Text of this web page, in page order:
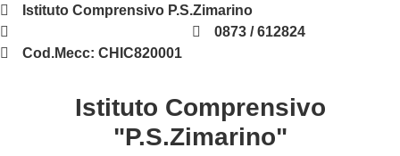
Istituto Comprensivo P.S.Zimarino
0873 / 612824
Cod.Mecc: CHIC820001
Istituto Comprensivo
"P.S.Zimarino"